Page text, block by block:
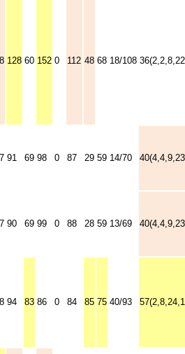
128 60 152 0 112 48 68 18/108
91 69 98 0 87 29 59 14/70
90 69 99 0 88 28 59 13/69
94 83 86 0 84 85 75 40/93